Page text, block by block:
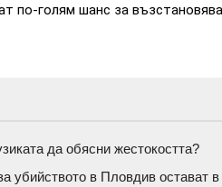
по-голям шанс за
да обясни жестокостта?
убийството в Пловдив остават в